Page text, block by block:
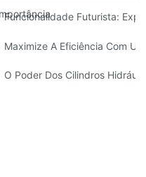
Dos Cilindros
Funcionalidade Futurista:
Telescópico Elétrico
Maximize A Eficiência Com
De Um Cilindro
O Poder Dos Cilindros